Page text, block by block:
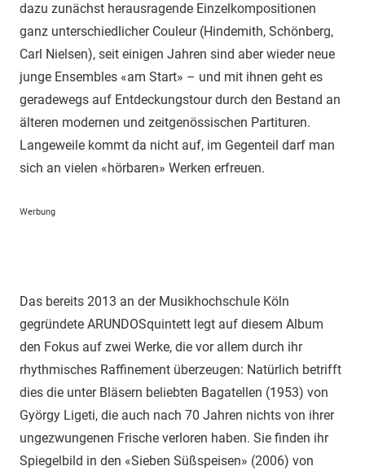
dazu zunächst herausragende Einzelkompositionen
ganz unterschiedlicher Couleur (Hindemith, Schönberg,
Carl Nielsen), seit einigen Jahren sind aber wieder neue
junge Ensembles «am Start» – und mit ihnen geht es
geradewegs auf Entdeckungstour durch den Bestand an
älteren modernen und zeitgenössischen Partituren.
Langeweile kommt da nicht auf, im Gegenteil darf man
sich an vielen «hörbaren» Werken erfreuen.
Werbung
Das bereits 2013 an der Musikhochschule Köln
gegründete ARUNDOSquintett legt auf diesem Album
den Fokus auf zwei Werke, die vor allem durch ihr
rhythmisches Raffinement überzeugen: Natürlich betrifft
dies die unter Bläsern beliebten Bagatellen (1953) von
György Ligeti, die auch nach 70 Jahren nichts von ihrer
ungezwungenen Frische verloren haben. Sie finden ihr
Spiegelbild in den «Sieben Süßspeisen» (2006) von